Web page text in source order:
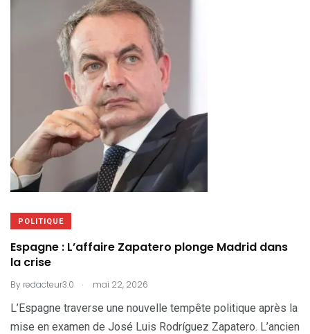
POLITIQUE
Espagne : L’affaire Zapatero plonge Madrid dans
la crise
By redacteur3.0 . mai 22, 2026
L’Espagne traverse une nouvelle tempête politique après la
mise en examen de José Luis Rodríguez Zapatero. L’ancien